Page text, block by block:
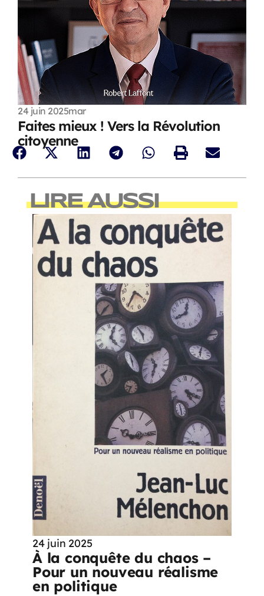
24 juin 2025mar
Faites mieux ! Vers la Révolution
citoyenne
LIRE AUSSI
24 juin 2025
À la conquête du chaos –
Pour un nouveau réalisme
en politique